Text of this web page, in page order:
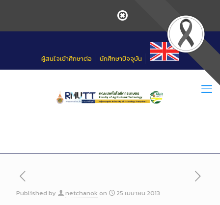
ผู้สนใจเข้าศึกษาต่อ นักศึกษาปัจจุบัน
Published by netchanok on 25 เมษายน 2013